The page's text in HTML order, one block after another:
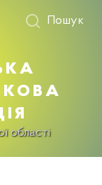
області
Пошук